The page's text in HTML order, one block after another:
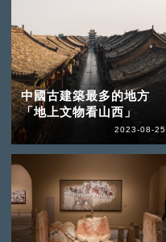
中國古建築最多的地方
「地上文物看山西」
2023-08-25